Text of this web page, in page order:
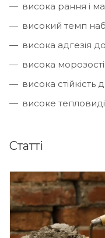
висока рання і
високий темп
висока адгезія
висока
висока стійкість
високе
Статті